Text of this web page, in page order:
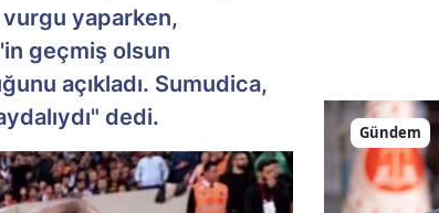
vurgu yaparken,
geçmiş olsun
açıkladı. Sumudica,
dedi.
Gündem